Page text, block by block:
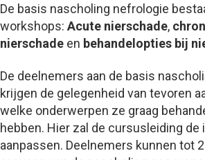
De basis nascholing nefrologie
workshops: Acute nierschade,
nierschade en behandelopties bij
De deelnemers aan de basis
krijgen de gelegenheid van tevoren
welke onderwerpen ze graag
hebben. Hier zal de cursusleiding de
aanpassen. Deelnemers kunnen tot